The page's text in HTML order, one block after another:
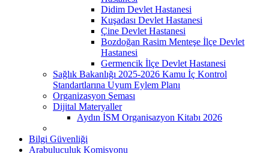
Didim Devlet Hastanesi
Kuşadası Devlet Hastanesi
Çine Devlet Hastanesi
Bozdoğan Rasim Menteşe İlçe Devlet
Hastanesi
Germencik İlçe Devlet Hastanesi
Sağlık Bakanlığı 2025-2026 Kamu İç Kontrol
Standartlarına Uyum Eylem Planı
Organizasyon Şeması
Dijital Materyaller
Aydın İSM Organisazyon Kitabı 2026
Bilgi Güvenliği
Arabuluculuk Komisyonu